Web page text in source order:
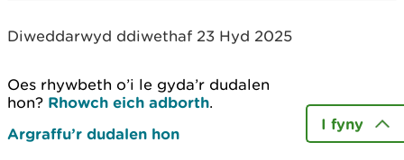
Diweddarwyd ddiwethaf 23 Hyd 2025
Oes rhywbeth o’i le gyda’r dudalen
hon? Rhowch eich adborth.
Argraffu’r dudalen hon
I fyny